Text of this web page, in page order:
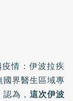
疫情：伊波拉疾
國界醫生區域專
認為，這次伊波